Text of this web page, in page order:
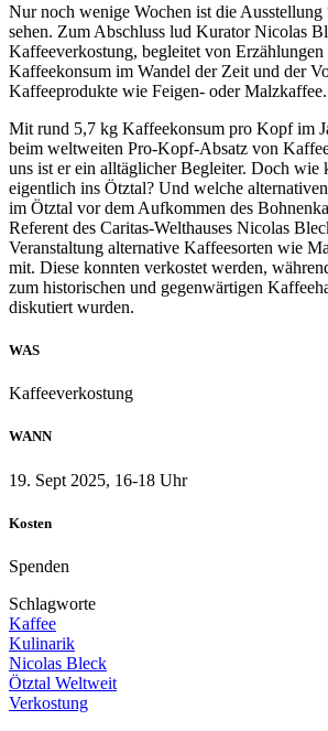
Nur noch wenige Wochen ist die Ausstellung
sehen. Zum Abschluss lud Kurator Nicolas
Kaffeeverkostung, begleitet von
Kaffeekonsum im Wandel der Zeit und der
Kaffeeprodukte wie Feigen- oder Malzkaffee.
Mit rund 5,7 kg Kaffeekonsum pro Kopf im
beim weltweiten Pro-Kopf-Absatz von
uns ist er ein alltäglicher Begleiter. Doch wie
eigentlich ins Ötztal? Und welche
im Ötztal vor dem Aufkommen des
Referent des Caritas-Welthauses Nicolas
Veranstaltung alternative Kaffeesorten wie
mit. Diese konnten verkostet werden,
zum historischen und gegenwärtigen
diskutiert wurden.
WAS
Kaffeeverkostung
WANN
19. Sept 2025, 16-18 Uhr
Kosten
Spenden
Schlagworte
Kaffee
Kulinarik
Nicolas Bleck
Ötztal Weltweit
Verkostung